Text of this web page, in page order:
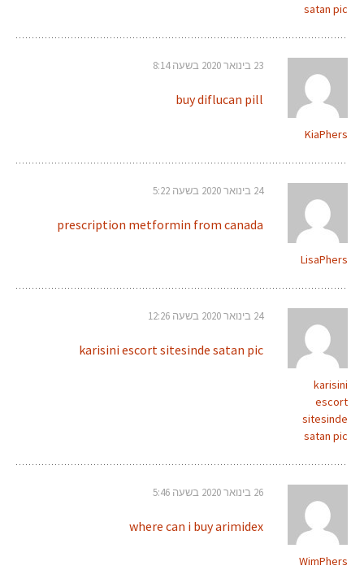
satan pic
KiaPhers
23 בינואר 2020 בשעה 8:14
buy diflucan pill
LisaPhers
24 בינואר 2020 בשעה 5:22
prescription metformin from canada
karisini
escort
sitesinde
satan pic
24 בינואר 2020 בשעה 12:26
karisini escort sitesinde satan pic
WimPhers
26 בינואר 2020 בשעה 5:46
where can i buy arimidex